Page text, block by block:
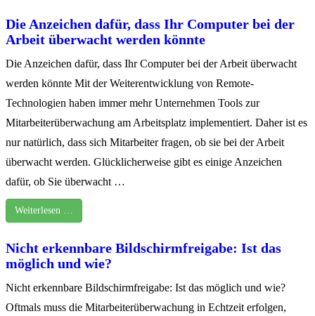
Die Anzeichen dafür, dass Ihr Computer bei der
Arbeit überwacht werden könnte
Die Anzeichen dafür, dass Ihr Computer bei der Arbeit überwacht
werden könnte Mit der Weiterentwicklung von Remote-
Technologien haben immer mehr Unternehmen Tools zur
Mitarbeiterüberwachung am Arbeitsplatz implementiert. Daher ist es
nur natürlich, dass sich Mitarbeiter fragen, ob sie bei der Arbeit
überwacht werden. Glücklicherweise gibt es einige Anzeichen
dafür, ob Sie überwacht …
Weiterlesen …
Nicht erkennbare Bildschirmfreigabe: Ist das
möglich und wie?
Nicht erkennbare Bildschirmfreigabe: Ist das möglich und wie?
Oftmals muss die Mitarbeiterüberwachung in Echtzeit erfolgen,